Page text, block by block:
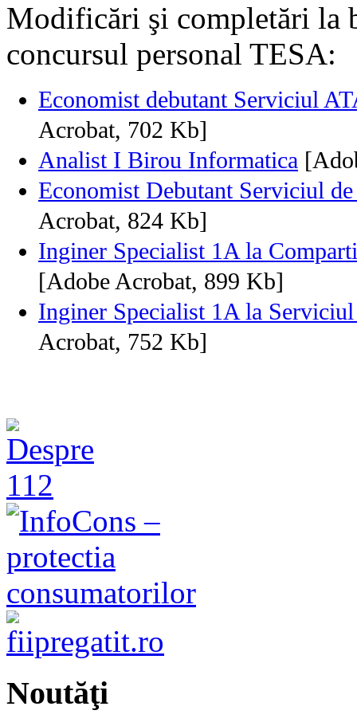
Modificări şi completări la
concursul personal TESA:
Economist debutant Serviciul
Acrobat, 702 Kb]
Analist I Birou Informatica
Economist Debutant Serviciul
Acrobat, 824 Kb]
Inginer Specialist 1A la
[Adobe Acrobat, 899 Kb]
Inginer Specialist 1A la
Acrobat, 752 Kb]
Noutăţi